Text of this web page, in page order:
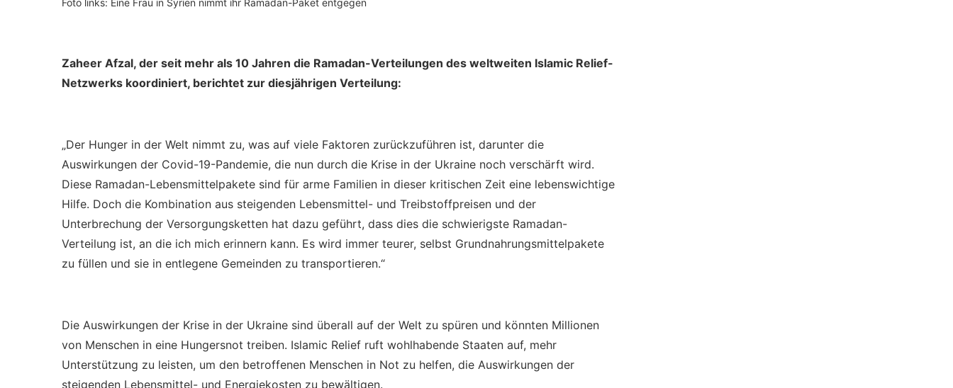
Foto links: Eine Frau in Syrien nimmt ihr Ramadan-Paket entgegen
Zaheer Afzal, der seit mehr als 10 Jahren die Ramadan-Verteilungen des weltweiten Islamic Relief-
Netzwerks koordiniert, berichtet zur diesjährigen Verteilung:
„Der Hunger in der Welt nimmt zu, was auf viele Faktoren zurückzuführen ist, darunter die
Auswirkungen der Covid-19-Pandemie, die nun durch die Krise in der Ukraine noch verschärft wird.
Diese Ramadan-Lebensmittelpakete sind für arme Familien in dieser kritischen Zeit eine lebenswichtige
Hilfe. Doch die Kombination aus steigenden Lebensmittel- und Treibstoffpreisen und der
Unterbrechung der Versorgungsketten hat dazu geführt, dass dies die schwierigste Ramadan-
Verteilung ist, an die ich mich erinnern kann. Es wird immer teurer, selbst Grundnahrungsmittelpakete
zu füllen und sie in entlegene Gemeinden zu transportieren.“
Die Auswirkungen der Krise in der Ukraine sind überall auf der Welt zu spüren und könnten Millionen
von Menschen in eine Hungersnot treiben. Islamic Relief ruft wohlhabende Staaten auf, mehr
Unterstützung zu leisten, um den betroffenen Menschen in Not zu helfen, die Auswirkungen der
steigenden Lebensmittel- und Energiekosten zu bewältigen.